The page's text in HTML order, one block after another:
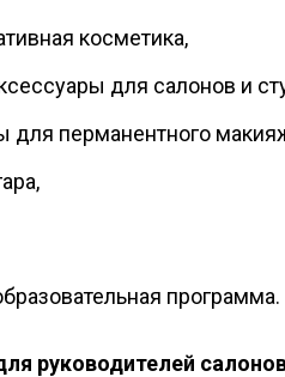
косметика,
для салонов и
для перманентного
программа.
руководителей